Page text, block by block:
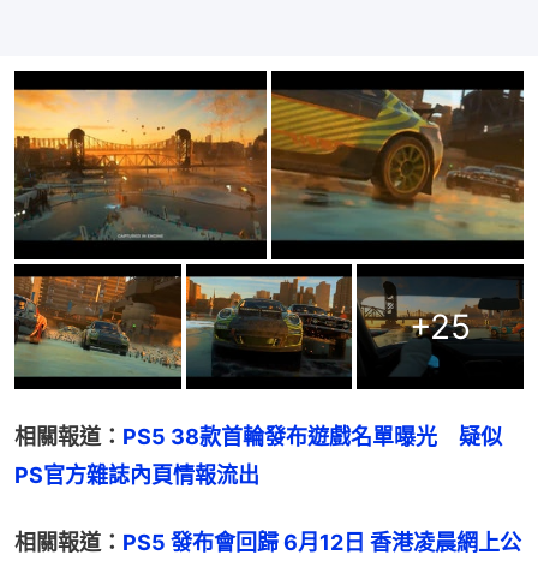
+25
相關報道： PS5 38款首輪發布遊戲名單曝光　疑似
PS官方雜誌內頁情報流出
相關報道： PS5 發布會回歸 6月12日 香港凌晨網上公